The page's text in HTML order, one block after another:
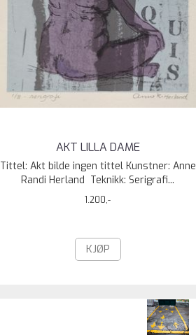
AKT LILLA DAME
Tittel: Akt bilde ingen tittel Kunstner: Anne
Randi Herland Teknikk: Serigrafi...
1.200,-
KJØP